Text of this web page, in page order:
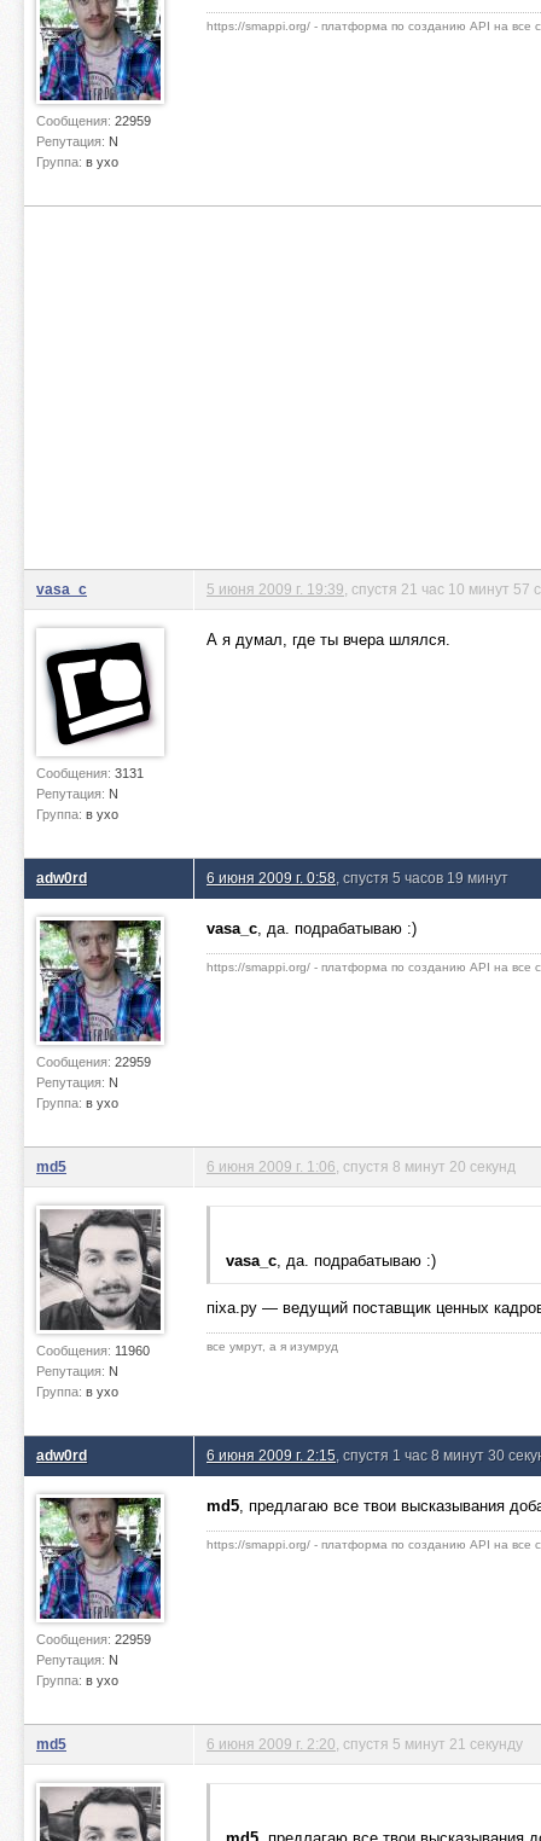
Сообщения: 22959
Репутация: N
Группа: в ухо
https://smappi.org/ - платформа по созданию API на все
vasa_c
Сообщения: 3131
Репутация: N
Группа: в ухо
5 июня 2009 г. 19:39 , спустя 21 час 10 минут 57
А я думал, где ты вчера шлялся.
adw0rd
Сообщения: 22959
Репутация: N
Группа: в ухо
6 июня 2009 г. 0:58 , спустя 5 часов 19 минут
vasa_c, да. подрабатываю :)
https://smappi.org/ - платформа по созданию API на все
md5
Сообщения: 11960
Репутация: N
Группа: в ухо
6 июня 2009 г. 1:06 , спустя 8 минут 20 секунд
vasa_c, да. подрабатываю :)
пiха.ру — ведущий поставщик ценных
все умрут, а я изумруд
adw0rd
Сообщения: 22959
Репутация: N
Группа: в ухо
6 июня 2009 г. 2:15 , спустя 1 час 8 минут 30
md5, предлагаю все твои высказывания
https://smappi.org/ - платформа по созданию API на все
md5 6 июня 2009 г. 2:20 , спустя 5 минут 21 секунду